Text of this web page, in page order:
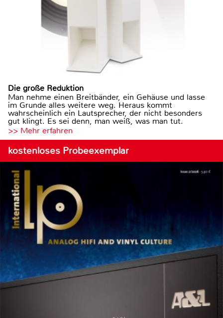
Die große Reduktion
Man nehme einen Breitbänder, ein Gehäuse und lasse
im Grunde alles weitere weg. Heraus kommt
wahrscheinlich ein Lautsprecher, der nicht besonders
gut klingt. Es sei denn, man weiß, was man tut.
>> Mehr erfahren
kostenloses Probeexemplar